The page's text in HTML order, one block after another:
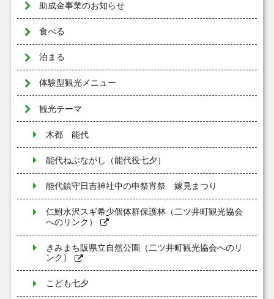
助成金事業のお知らせ
食べる
泊まる
体験型観光メニュー
観光テーマ
木都 能代
能代ねぶながし（能代役七夕）
能代鎮守日吉神社中の申祭宵祭 嫁見まつり
仁鮒水沢スギ希少個体群保護林（二ツ井町観光協会
へのリンク）
きみまち阪県立自然公園（二ツ井町観光協会へのリ
ンク）
こども七夕